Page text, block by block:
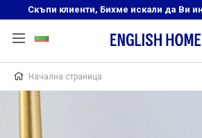
Начална страница